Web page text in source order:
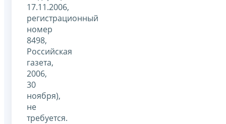
17.11.2006,
регистрационный
номер
8498,
Российская
газета,
2006,
30
ноября),
не
требуется.